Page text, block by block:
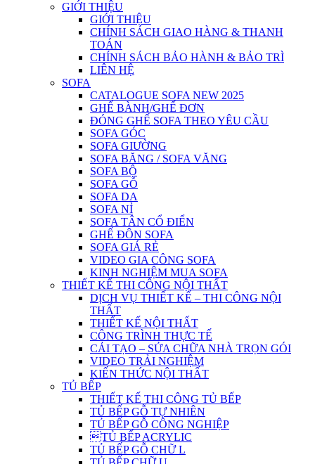
GIỚI THIỆU
GIỚI THIỆU
CHÍNH SÁCH GIAO HÀNG & THANH
TOÁN
CHÍNH SÁCH BẢO HÀNH & BẢO TRÌ
LIÊN HỆ
SOFA
CATALOGUE SOFA NEW 2025
GHẾ BÀNH/GHẾ ĐƠN
ĐÓNG GHẾ SOFA THEO YÊU CẦU
SOFA GÓC
SOFA GIƯỜNG
SOFA BĂNG / SOFA VĂNG
SOFA BỘ
SOFA GỖ
SOFA DA
SOFA NỈ
SOFA TÂN CỔ ĐIỂN
GHẾ ĐÔN SOFA
SOFA GIÁ RẺ
VIDEO GIA CÔNG SOFA
KINH NGHIỆM MUA SOFA
THIẾT KẾ THI CÔNG NỘI THẤT
DỊCH VỤ THIẾT KẾ – THI CÔNG NỘI
THẤT
THIẾT KẾ NỘI THẤT
CÔNG TRÌNH THỰC TẾ
CẢI TẠO – SỬA CHỮA NHÀ TRỌN GÓI
VIDEO TRẢI NGHIỆM
KIẾN THỨC NỘI THẤT
TỦ BẾP
THIẾT KẾ THI CÔNG TỦ BẾP
TỦ BẾP GỖ TỰ NHIÊN
TỦ BẾP GỖ CÔNG NGHIỆP
TỦ BẾP ACRYLIC
TỦ BẾP GỖ CHỮ L